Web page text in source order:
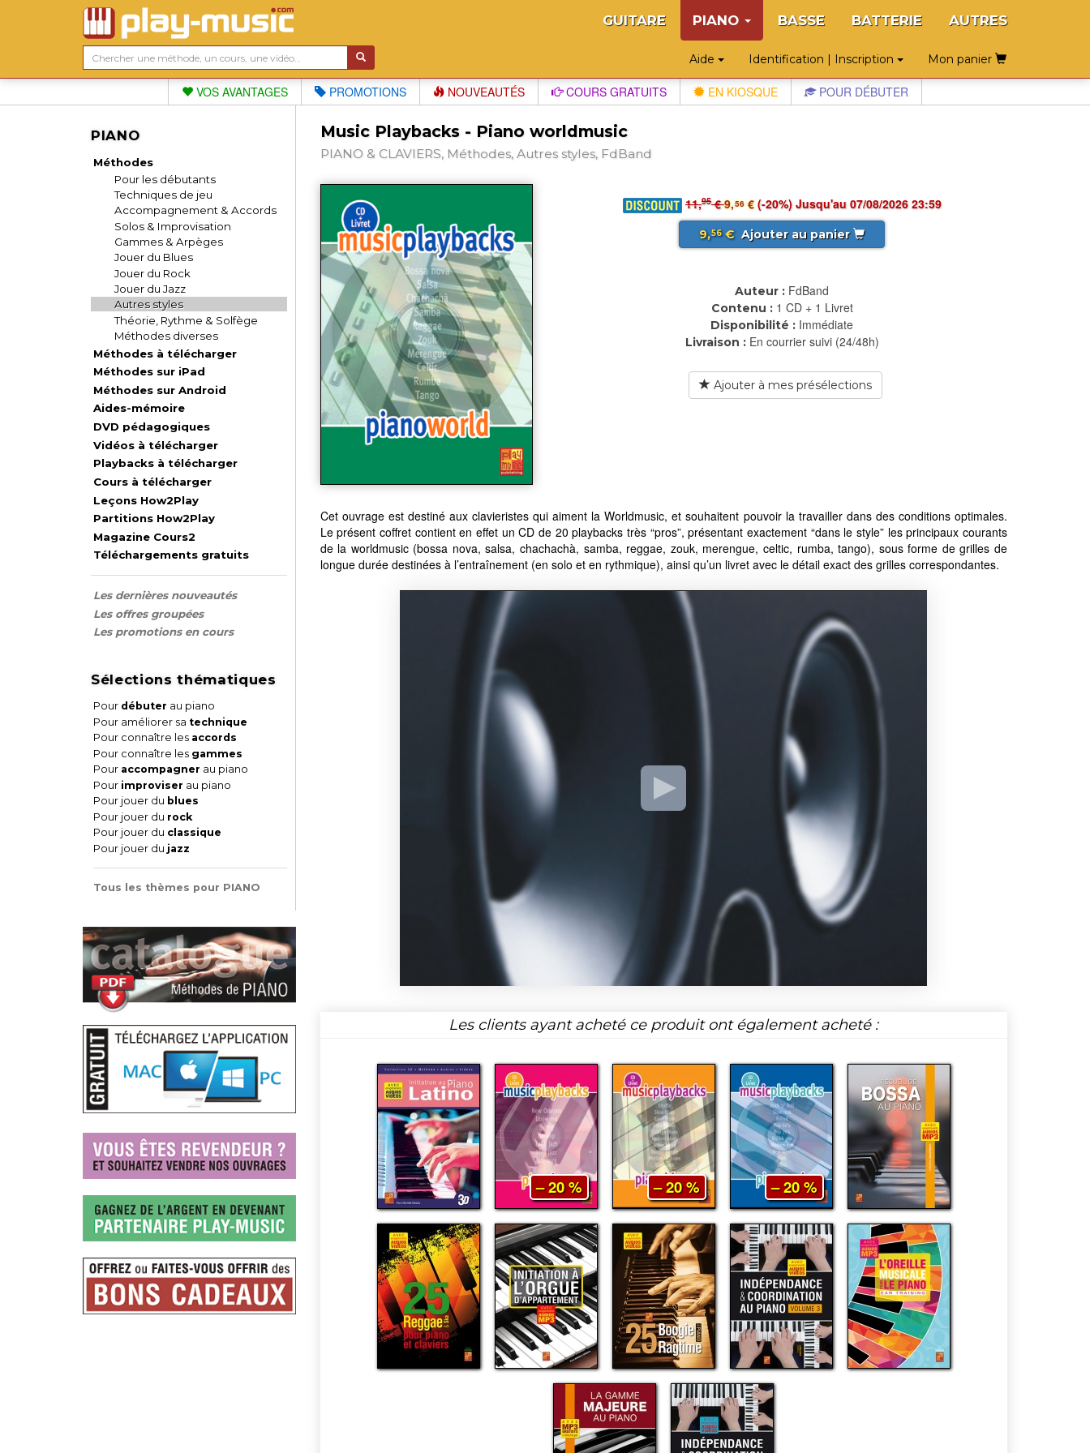
GUITARE PIANO BASSE BATTERIE AUTRES
Aide Identification | Inscription Mon panier
VOS AVANTAGES PROMOTIONS NOUVEAUTÉS COURS GRATUITS EN KIOSQUE POUR DÉBUTER
PIANO
Méthodes
Pour les débutants
Techniques de jeu
Accompagnement & Accords
Solos & Improvisation
Gammes & Arpèges
Jouer du Blues
Jouer du Rock
Jouer du Jazz
Autres styles
Théorie, Rythme & Solfège
Méthodes diverses
Méthodes à télécharger
Méthodes sur iPad
Méthodes sur Android
Aides-mémoire
DVD pédagogiques
Vidéos à télécharger
Playbacks à télécharger
Cours à télécharger
Leçons How2Play
Partitions How2Play
Magazine Cours2
Téléchargements gratuits
Les dernières nouveautés
Les offres groupées
Les promotions en cours
Sélections thématiques
Pour débuter au piano
Pour améliorer sa technique
Pour connaître les accords
Pour connaître les gammes
Pour accompagner au piano
Pour improviser au piano
Pour jouer du blues
Pour jouer du rock
Pour jouer du classique
Pour jouer du jazz
Tous les thèmes pour PIANO
Music Playbacks - Piano worldmusic
PIANO & CLAVIERS, Méthodes, Autres styles, FdBand
11,95€9,56€(-20%) Jusqu'au 07/08/2026 23:59
9,56€ Ajouter au panier
Auteur : FdBand
Contenu : 1 CD + 1 Livret
Disponibilité : Immédiate
Livraison : En courrier suivi (24/48h)
Ajouter à mes présélections
Cet ouvrage est destiné aux clavieristes qui aiment la Worldmusic, et souhaitent pouvoir la travailler dans des conditions optimales.
Le présent coffret contient en effet un CD de 20 playbacks très “pros”, présentant exactement “dans le style” les principaux courants
de la worldmusic (bossa nova, salsa, chachachà, samba, reggae, zouk, merengue, celtic, rumba, tango), sous forme de grilles de
longue durée destinées à l’entraînement (en solo et en rythmique), ainsi qu’un livret avec le détail exact des grilles correspondantes.
Les clients ayant acheté ce produit ont également acheté :
– 20 % – 20 % – 20 %